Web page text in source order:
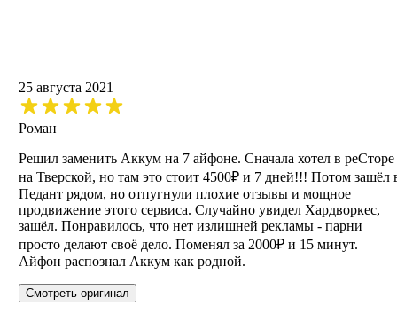
25 августа 2021
Роман
Решил заменить Аккум на 7 айфоне. Сначала хотел в реСторе
на Тверской, но там это стоит 4500₽ и 7 дней!!! Потом зашёл
Педант рядом, но отпугнули плохие отзывы и мощное
продвижение этого сервиса. Случайно увидел Хардворкес,
зашёл. Понравилось, что нет излишней рекламы - парни
просто делают своё дело. Поменял за 2000₽ и 15 минут.
Айфон распознал Аккум как родной.
Смотреть оригинал